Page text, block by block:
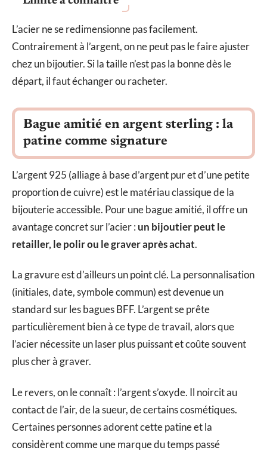
L’acier ne se redimensionne pas facilement.
Contrairement à l’argent, on ne peut pas le faire ajuster
chez un bijoutier. Si la taille n’est pas la bonne dès le
départ, il faut échanger ou racheter.
Bague amitié en argent sterling : la
patine comme signature
L’argent 925 (alliage à base d’argent pur et d’une petite
proportion de cuivre) est le matériau classique de la
bijouterie accessible. Pour une bague amitié, il offre un
avantage concret sur l’acier : un bijoutier peut le
retailler, le polir ou le graver après achat.
La gravure est d’ailleurs un point clé. La personnalisation
(initiales, date, symbole commun) est devenue un
standard sur les bagues BFF. L’argent se prête
particulièrement bien à ce type de travail, alors que
l’acier nécessite un laser plus puissant et coûte souvent
plus cher à graver.
Le revers, on le connaît : l’argent s’oxyde. Il noircit au
contact de l’air, de la sueur, de certains cosmétiques.
Certaines personnes adorent cette patine et la
considèrent comme une marque du temps passé